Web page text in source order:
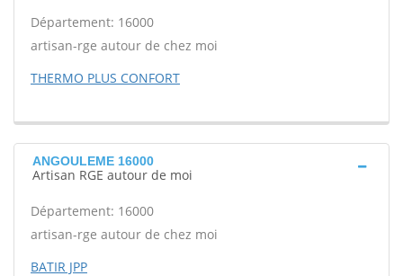
Département: 16000
artisan-rge autour de chez moi
THERMO PLUS CONFORT
ANGOULEME 16000
Artisan RGE autour de moi
Département: 16000
artisan-rge autour de chez moi
BATIR JPP